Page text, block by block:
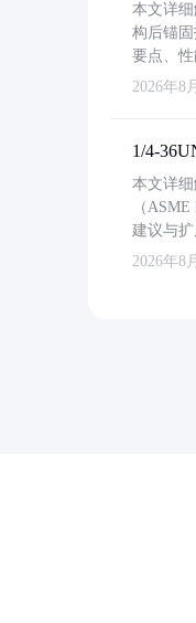
本文详
构后锚
要点、
2026年8
1/4-
本文详
（
建议与扩
2026年8